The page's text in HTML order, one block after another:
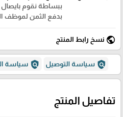
ببساطة نقوم بايصال
بدفع الثمن لموظف
public نسخ رابط المنتج
policy سياسة التوصيل policy سياسة
تفاصيل المنتج